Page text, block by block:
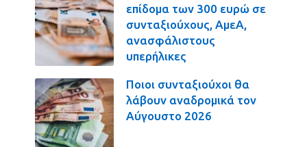
επίδομα των 300 ευρώ σε
συνταξιούχους, ΑμεΑ,
ανασφάλιστους
υπερήλικες
Ποιοι συνταξιούχοι θα
λάβουν αναδρομικά τον
Αύγουστο 2026